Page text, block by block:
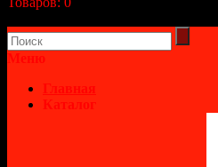
Меню
Главная
Каталог